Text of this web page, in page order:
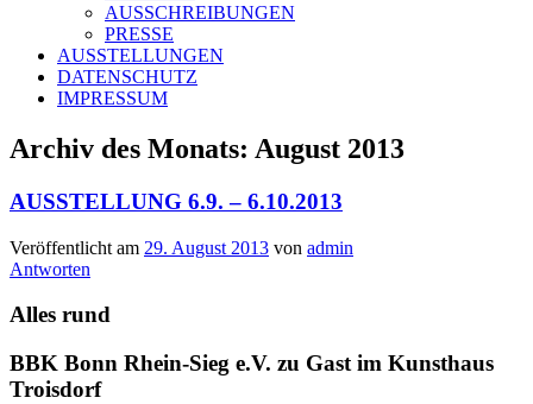
AUSSCHREIBUNGEN
PRESSE
AUSSTELLUNGEN
DATENSCHUTZ
IMPRESSUM
Archiv des Monats: August 2013
AUSSTELLUNG 6.9. – 6.10.2013
Veröffentlicht am 29. August 2013 von admin
Antworten
Alles rund
BBK Bonn Rhein-Sieg e.V. zu Gast im Kunsthaus
Troisdorf